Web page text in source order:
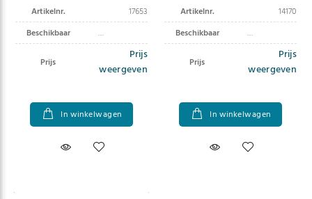
Artikelnr.
17653
Beschikbaar
Prijs
Prijs
weergeven
In winkelwagen
Artikelnr.
14170
Beschikbaar
Prijs
Prijs
weergeven
In winkelwagen